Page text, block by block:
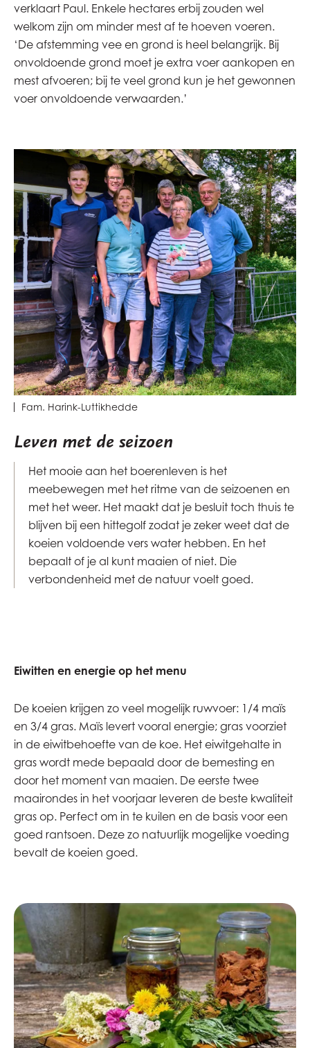
verklaart Paul. Enkele hectares erbij zouden wel
welkom zijn om minder mest af te hoeven voeren.
‘De afstemming vee en grond is heel belangrijk. Bij
onvoldoende grond moet je extra voer aankopen en
mest afvoeren; bij te veel grond kun je het gewonnen
voer onvoldoende verwaarden.’
Fam. Harink-Luttikhedde
Leven met de seizoen
Het mooie aan het boerenleven is het
meebewegen met het ritme van de seizoenen en
met het weer. Het maakt dat je besluit toch thuis te
blijven bij een hittegolf zodat je zeker weet dat de
koeien voldoende vers water hebben. En het
bepaalt of je al kunt maaien of niet. Die
verbondenheid met de natuur voelt goed.
Eiwitten en energie op het menu
De koeien krijgen zo veel mogelijk ruwvoer: 1/4 maïs
en 3/4 gras. Maïs levert vooral energie; gras voorziet
in de eiwitbehoefte van de koe. Het eiwitgehalte in
gras wordt mede bepaald door de bemesting en
door het moment van maaien. De eerste twee
maairondes in het voorjaar leveren de beste kwaliteit
gras op. Perfect om in te kuilen en de basis voor een
goed rantsoen. Deze zo natuurlijk mogelijke voeding
bevalt de koeien goed.